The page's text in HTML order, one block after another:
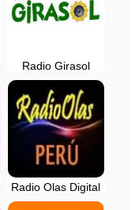
Radio Girasol
Piura en vivo -
107.1 FM
Radio Olas Digital
Perú en vivo